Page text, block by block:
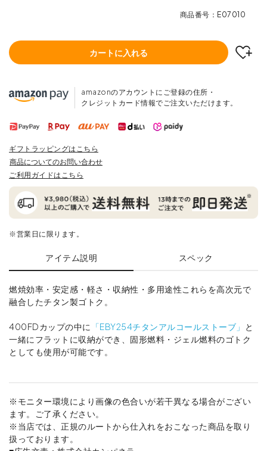
商品番号 E07010
カートに入れる
amazonのアカウントにご登録の住所・
クレジットカード情報でご注文いただけます。
ギフトラッピングはこちら
商品についてのお問い合わせ
ご利用ガイドはこちら
※営業日に限ります。
アイテム説明 スペック
燃焼効率・安定感・軽さ・収納性・多用途性これらを高次元で
融合したチタン製ゴトク。
400FDカップの中に 「EBY254チタンアルコールストーブ」
と
一緒にフラットに収納ができ、固形燃料・ジェル燃料のゴトク
としても使用が可能です。
※モニター環境により画像の色合いが若干異なる場合がござい
ます。ご了承ください。
※当店では、正規のルートから仕入れをおこなった商品を取り
扱っております。